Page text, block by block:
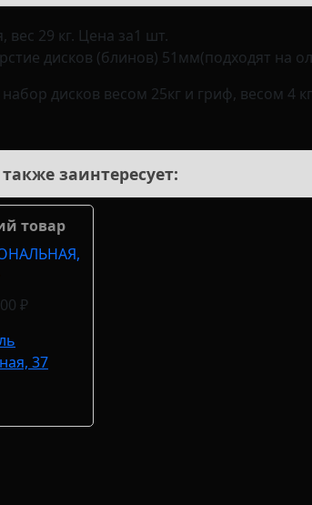
вес 29 кг. Цена за1 шт.
дисков (блинов) 51мм(подходят на
дисков весом 25кг и гриф, весом 4
заинтересует:
товар
₽